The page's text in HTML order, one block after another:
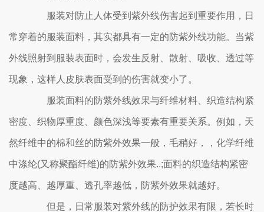
服装对防止人体受到紫外线伤害起到重要作用，日
常穿着的服装面料，其实都具有一定的防紫外线功能。当紫
外线照射到服装表面时，会发生反射、散射、吸收、透过等
现象，这样人皮肤表面受到的伤害就变小了。
服装面料的防紫外线效果与纤维材料、织造结构紧
密度、织物厚重度、颜色深浅等要素有重要关系。例如，天
然纤维中的棉和丝的防紫外效果一般，毛稍好，，化学纤维
中涤纶(又称聚酯纤维)的防紫外效果..;面料的织造结构紧密
度越高、越厚重、透孔率越低，防紫外效果就越好。
但是，日常服装对紫外线的防护效果有限，若长时